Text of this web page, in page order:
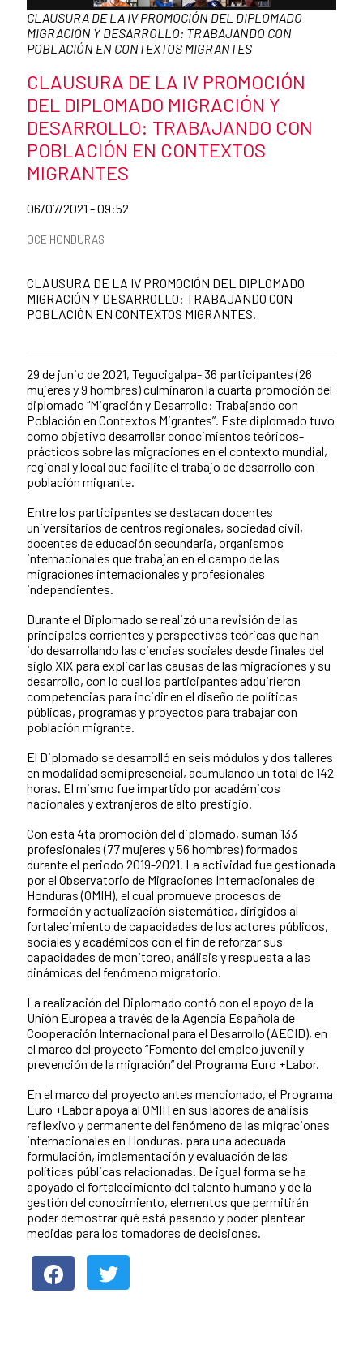
Pie de foto:
CLAUSURA DE LA IV PROMOCIÓN DEL DIPLOMADO
MIGRACIÓN Y DESARROLLO: TRABAJANDO CON
POBLACIÓN EN CONTEXTOS MIGRANTES
Título de la noticia
CLAUSURA DE LA IV PROMOCIÓN
DEL DIPLOMADO MIGRACIÓN Y
DESARROLLO: TRABAJANDO CON
POBLACIÓN EN CONTEXTOS
MIGRANTES
Fecha de publicación de la noticia
06/07/2021 - 09:52
Categorías de la noticia
OCE HONDURAS
CLAUSURA DE LA IV PROMOCIÓN DEL DIPLOMADO
MIGRACIÓN Y DESARROLLO: TRABAJANDO CON
POBLACIÓN EN CONTEXTOS MIGRANTES.
Contenido de la noticia
29 de junio de 2021, Tegucigalpa- 36 participantes (26
mujeres y 9 hombres) culminaron la cuarta promoción del
diplomado “Migración y Desarrollo: Trabajando con
Población en Contextos Migrantes”. Este diplomado tuvo
como objetivo desarrollar conocimientos teóricos-
prácticos sobre las migraciones en el contexto mundial,
regional y local que facilite el trabajo de desarrollo con
población migrante.
Entre los participantes se destacan docentes
universitarios de centros regionales, sociedad civil,
docentes de educación secundaria, organismos
internacionales que trabajan en el campo de las
migraciones internacionales y profesionales
independientes.
Durante el Diplomado se realizó una revisión de las
principales corrientes y perspectivas teóricas que han
ido desarrollando las ciencias sociales desde finales del
siglo XIX para explicar las causas de las migraciones y su
desarrollo, con lo cual los participantes adquirieron
competencias para incidir en el diseño de políticas
públicas, programas y proyectos para trabajar con
población migrante.
El Diplomado se desarrolló en seis módulos y dos talleres
en modalidad semipresencial, acumulando un total de 142
horas. El mismo fue impartido por académicos
nacionales y extranjeros de alto prestigio.
Con esta 4ta promoción del diplomado, suman 133
profesionales (77 mujeres y 56 hombres) formados
durante el periodo 2019-2021. La actividad fue gestionada
por el Observatorio de Migraciones Internacionales de
Honduras (OMIH), el cual promueve procesos de
formación y actualización sistemática, dirigidos al
fortalecimiento de capacidades de los actores públicos,
sociales y académicos con el fin de reforzar sus
capacidades de monitoreo, análisis y respuesta a las
dinámicas del fenómeno migratorio.
La realización del Diplomado contó con el apoyo de la
Unión Europea a través de la Agencia Española de
Cooperación Internacional para el Desarrollo (AECID), en
el marco del proyecto “Fomento del empleo juvenil y
prevención de la migración” del Programa Euro +Labor.
En el marco del proyecto antes mencionado, el Programa
Euro +Labor apoya al OMIH en sus labores de análisis
reflexivo y permanente del fenómeno de las migraciones
internacionales en Honduras, para una adecuada
formulación, implementación y evaluación de las
políticas públicas relacionadas. De igual forma se ha
apoyado el fortalecimiento del talento humano y de la
gestión del conocimiento, elementos que permitirán
poder demostrar qué está pasando y poder plantear
medidas para los tomadores de decisiones.